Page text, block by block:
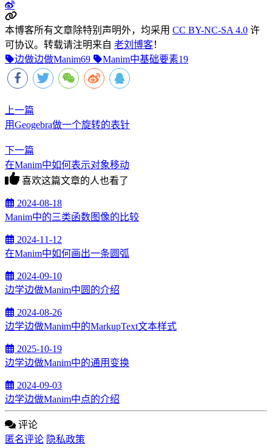
本博客所有文章除特别声明外，均采用 CC BY-NC-SA 4.0 许
可协议。转载请注明来自 老刘博客！
边做边做Manim69 Manim中基础要素19
上一篇
用Geogebra做一个旋转的表针
下一篇
在Manim中如何表示对象移动
喜欢这篇文章的人也看了
2024-08-18
Manim中的三类函数图像的比较
2024-11-12
在Manim中如何画出一条圆弧
2024-09-10
边学边做Manim中圆的介绍
2024-08-26
边学边做Manim中的MarkupText文本样式
2025-10-19
边学边做Manim中的通用变换
2024-09-03
边学边做Manim中点的介绍
评论
匿名评论 隐私政策